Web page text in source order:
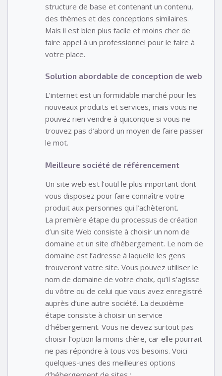
structure de base et contenant un contenu,
des thèmes et des conceptions similaires.
Mais il est bien plus facile et moins cher de
faire appel à un professionnel pour le faire à
votre place.
Solution abordable de conception de web
L’internet est un formidable marché pour les
nouveaux produits et services, mais vous ne
pouvez rien vendre à quiconque si vous ne
trouvez pas d’abord un moyen de faire passer
le mot.
Meilleure société de référencement
Un site web est l’outil le plus important dont
vous disposez pour faire connaître votre
produit aux personnes qui l’achèteront.
La première étape du processus de création
d’un site Web consiste à choisir un nom de
domaine et un site d’hébergement. Le nom de
domaine est l’adresse à laquelle les gens
trouveront votre site. Vous pouvez utiliser le
nom de domaine de votre choix, qu’il s’agisse
du vôtre ou de celui que vous avez enregistré
auprès d’une autre société. La deuxième
étape consiste à choisir un service
d’hébergement. Vous ne devez surtout pas
choisir l’option la moins chère, car elle pourrait
ne pas répondre à tous vos besoins. Voici
quelques-unes des meilleures options